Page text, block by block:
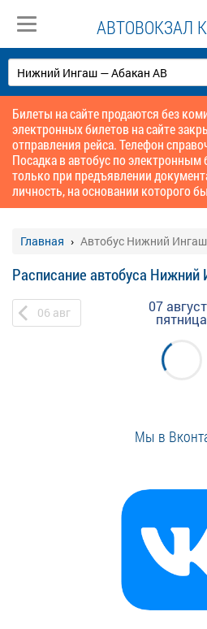
АВТОВОКЗАЛ
Билеты на сайте продаются без
электронных билетов на сайте
отправления рейса. Телефон
Посадка в автобус по электронным
только при предъявлении
личность, на основании которого
Главная Автобус Нижний
Расписание автобуса
06 авг 07
пятница
Мы в